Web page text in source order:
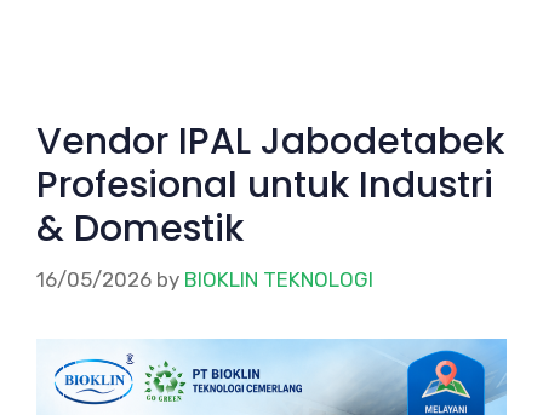
Vendor IPAL Jabodetabek
Profesional untuk Industri
& Domestik
16/05/2026 by BIOKLIN TEKNOLOGI